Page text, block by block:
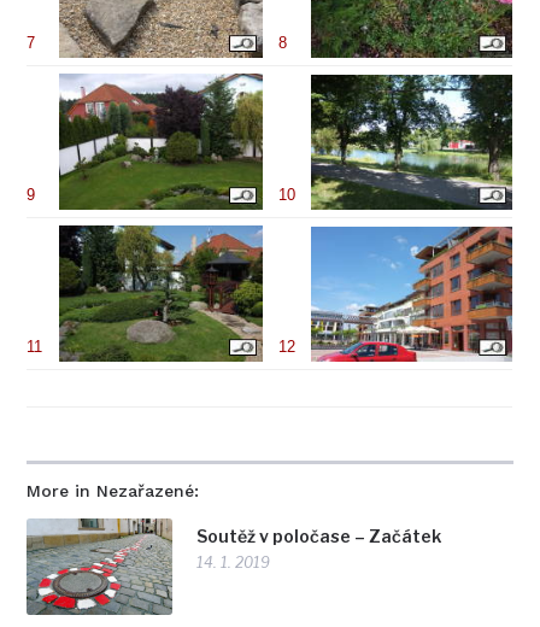
More in Nezařazené:
Soutěž v poločase – Začátek
14. 1. 2019
7 8
9 10
11 12